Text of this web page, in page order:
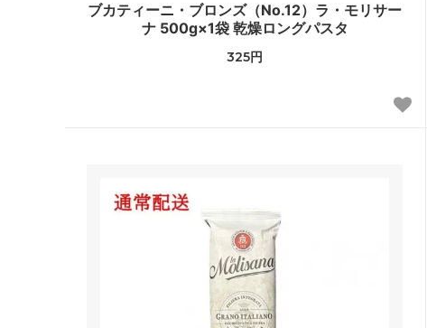
ブカティーニ・ブロンズ（No.12）ラ・モリサー
ナ 500g×1袋 乾燥ロングパスタ
325円